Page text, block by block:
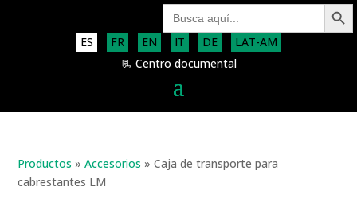
Buscar: Botón de
ES FR EN IT DE
LAT-AM
📃 Centro documental
Productos »Accesorios »Caja de transporte para
cabrestantes LM